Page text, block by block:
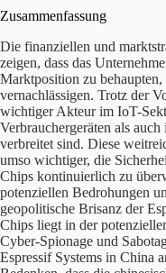
Zusammenfassung
Die finanziellen und
zeigen, dass das
Marktposition zu behaupten,
vernachlässigen. Trotz der
wichtiger Akteur im IoT-
Verbrauchergeräten als
verbreitet sind. Diese
umso wichtiger, die
Chips kontinuierlich zu
potenziellen Bedrohungen
geopolitische Brisanz der
Chips liegt in der
Cyber-Spionage und
Espressif Systems in China